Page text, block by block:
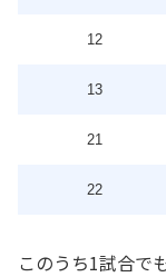
12
13
21
22
このうち1試合で